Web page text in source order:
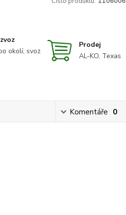
okolí, svoz
Prodej
AL-KO, Texas
Komentáře 0